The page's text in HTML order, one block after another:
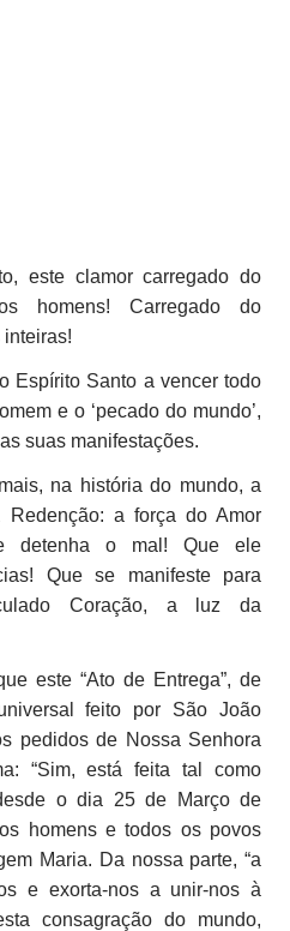
este clamor carregado do
homens! Carregado do
Espírito Santo a vencer todo
e o ‘pecado do mundo’,
suas manifestações.
na história do mundo, a
a força do Amor
detenha o mal! Que ele
Que se manifeste para
Coração, a luz da
este “Ato de Entrega”, de
feito por São João
pedidos de Nossa Senhora
“Sim, está feita tal como
o dia 25 de Março de
homens e todos os povos
Maria. Da nossa parte, “a
e exorta-nos a unir-nos à
consagração do mundo,